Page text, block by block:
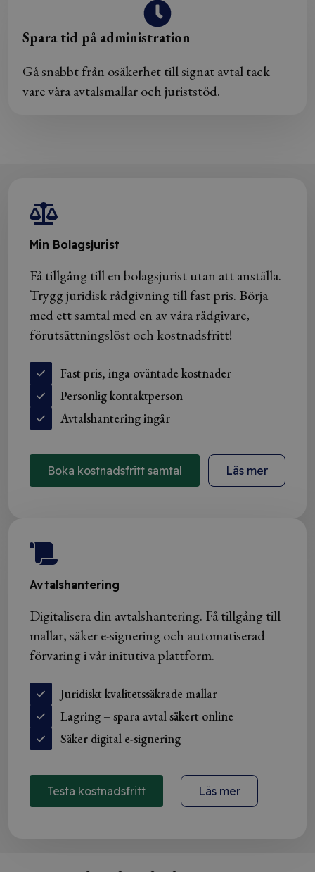
Spara tid på administration
Gå snabbt från osäkerhet till signat avtal tack
vare våra avtalsmallar och juriststöd.
Min Bolagsjurist
Få tillgång till en bolagsjurist utan att anställa.
Trygg juridisk rådgivning till fast pris. Börja
med ett samtal med en av våra rådgivare,
förutsättningslöst och kostnadsfritt!
Fast pris, inga oväntade kostnader
Personlig kontaktperson
Avtalshantering ingår
Boka kostnadsfritt samtal Läs mer
Avtalshantering
Digitalisera din avtalshantering. Få tillgång till
mallar, säker e-signering och automatiserad
förvaring i vår initutiva plattform.
Juridiskt kvalitetssäkrade mallar
Lagring – spara avtal säkert online
Säker digital e-signering
Testa kostnadsfritt Läs mer